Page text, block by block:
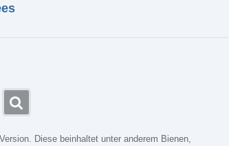
Diese beinhaltet unter anderem Bienen,